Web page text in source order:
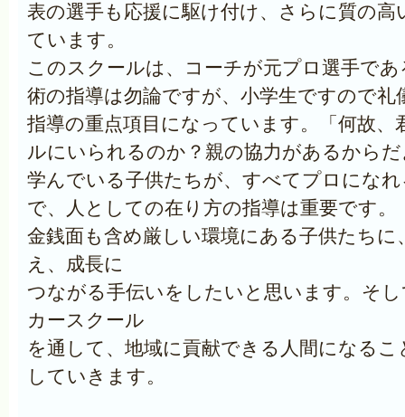
表の選手も応援に駆け付け、さらに質の
ています。
このスクールは、コーチが元プロ選手で
術の指導は勿論ですが、小学生ですので礼
指導の重点項目になっています。「何故、
ルにいられるのか？親の協力があるから
学んでいる子供たちが、すべてプロにな
で、人としての在り方の指導は重要です。
金銭面も含め厳しい環境にある子供たちに
え、成長に
つながる手伝いをしたいと思います。そ
カースクール
を通して、地域に貢献できる人間になる
していきます。